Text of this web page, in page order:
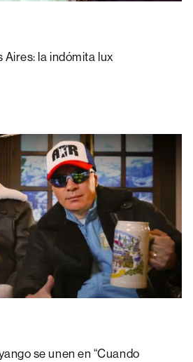
Aires: la indómita lux
se unen en “Cuando